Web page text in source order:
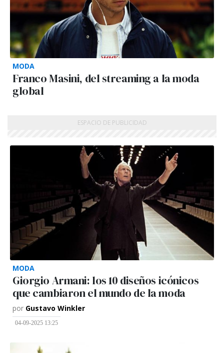
MODA
Franco Masini, del streaming a la moda
global
MODA
Giorgio Armani: los 10 diseños icónicos
que cambiaron el mundo de la moda
por Gustavo Winkler
04-09-2025 13:25